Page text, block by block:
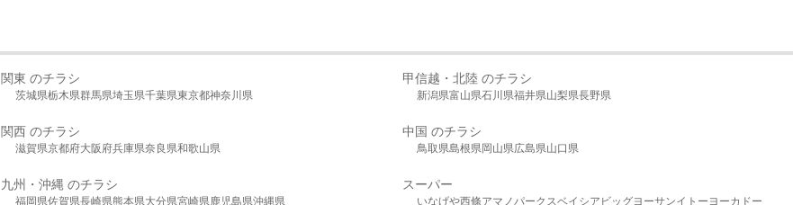
関東 のチラシ
茨城県栃木県群馬県埼玉県千葉県東京都神奈川県
甲信越・北陸 のチラシ
新潟県富山県石川県福井県山梨県長野県
関西 のチラシ
滋賀県京都府大阪府兵庫県奈良県和歌山県
中国 のチラシ
鳥取県島根県岡山県広島県山口県
九州・沖縄 のチラシ
福岡県佐賀県長崎県熊本県大分県宮崎県鹿児島県沖縄県
スーパー
いなげや西條アマノパークスベイシア ビッグヨーサンイトーヨーカドー